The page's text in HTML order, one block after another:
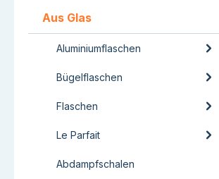
Aus Glas
Aluminiumflaschen
Bügelflaschen
Flaschen
Le Parfait
Abdampfschalen